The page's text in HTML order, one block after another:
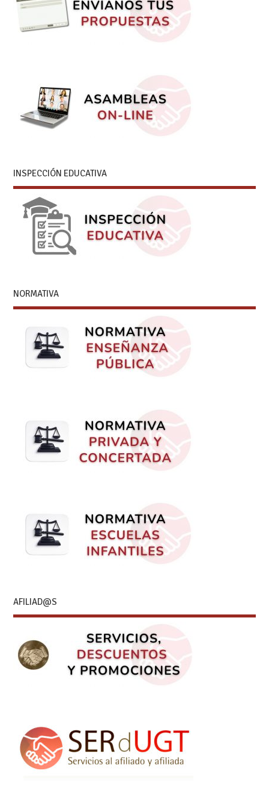
INSPECCIÓN EDUCATIVA
NORMATIVA
AFILIAD@S